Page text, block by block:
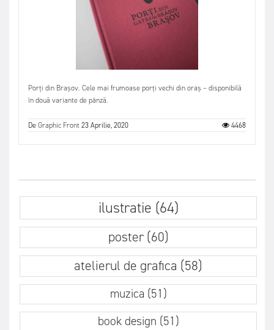
Porți din Brașov. Cele mai frumoase porți vechi din oraș – disponibilă
în două variante de pânză.
DeGraphic Front23 Aprilie, 2020 4468
ilustratie (64)
poster (60)
atelierul de grafica (58)
muzica (51)
book design (51)